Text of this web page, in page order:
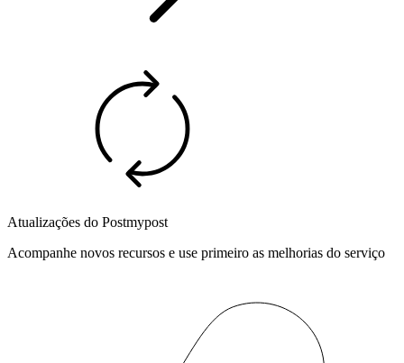
Atualizações do Postmypost
Acompanhe novos recursos e use primeiro as melhorias do serviço